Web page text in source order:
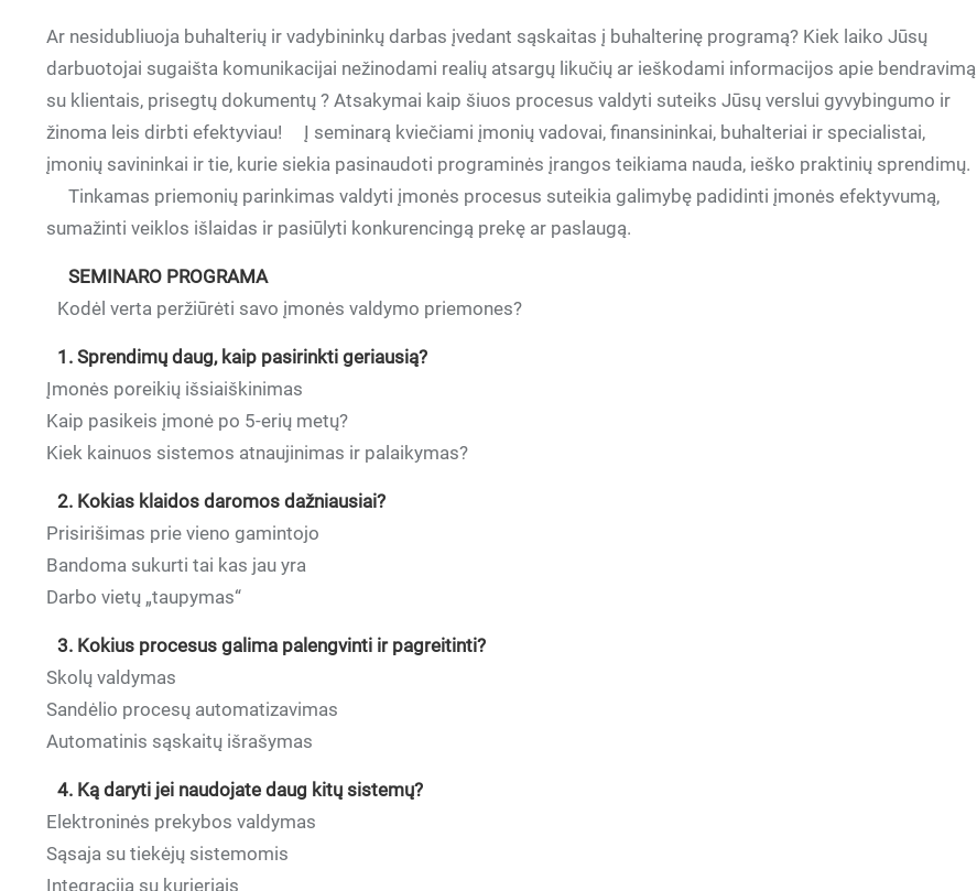
Ar nesidubliuoja buhalterių ir vadybininkų darbas įvedant sąskaitas į buhalterinę programą? Kiek laiko Jūsų
darbuotojai sugaišta komunikacijai nežinodami realių atsargų likučių ar ieškodami informacijos apie bendravimą
su klientais, prisegtų dokumentų ? Atsakymai kaip šiuos procesus valdyti suteiks Jūsų verslui gyvybingumo ir
žinoma leis dirbti efektyviau! Į seminarą kviečiami įmonių vadovai, finansininkai, buhalteriai ir specialistai,
įmonių savininkai ir tie, kurie siekia pasinaudoti programinės įrangos teikiama nauda, ieško praktinių sprendimų.
Tinkamas priemonių parinkimas valdyti įmonės procesus suteikia galimybę padidinti įmonės efektyvumą,
sumažinti veiklos išlaidas ir pasiūlyti konkurencingą prekę ar paslaugą.
SEMINARO PROGRAMA
Kodėl verta peržiūrėti savo įmonės valdymo priemones?
1. Sprendimų daug, kaip pasirinkti geriausią?
Įmonės poreikių išsiaiškinimas
Kaip pasikeis įmonė po 5-erių metų?
Kiek kainuos sistemos atnaujinimas ir palaikymas?
2. Kokias klaidos daromos dažniausiai?
Prisirišimas prie vieno gamintojo
Bandoma sukurti tai kas jau yra
Darbo vietų „taupymas“
3. Kokius procesus galima palengvinti ir pagreitinti?
Skolų valdymas
Sandėlio procesų automatizavimas
Automatinis sąskaitų išrašymas
4. Ką daryti jei naudojate daug kitų sistemų?
Elektroninės prekybos valdymas
Sąsaja su tiekėjų sistemomis
Integracija su kurjeriais